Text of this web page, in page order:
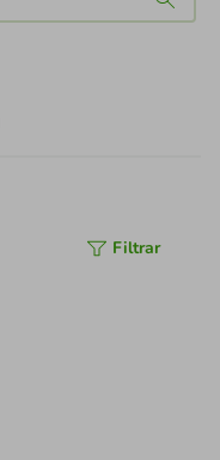
Filtrar